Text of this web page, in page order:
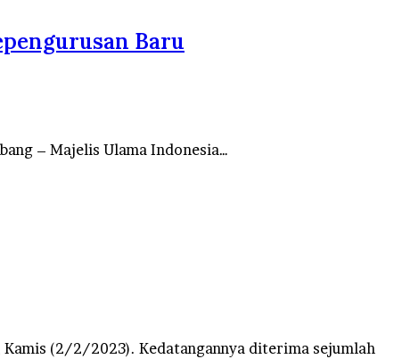
Baru
– Majelis Ulama Indonesia…
(2/2/2023). Kedatangannya diterima sejumlah